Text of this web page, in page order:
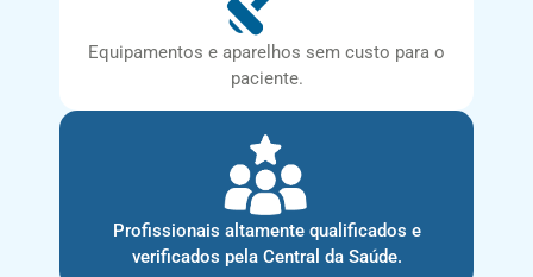
Equipamentos e aparelhos sem custo para o
paciente.
Profissionais altamente qualificados e
verificados pela Central da Saúde.